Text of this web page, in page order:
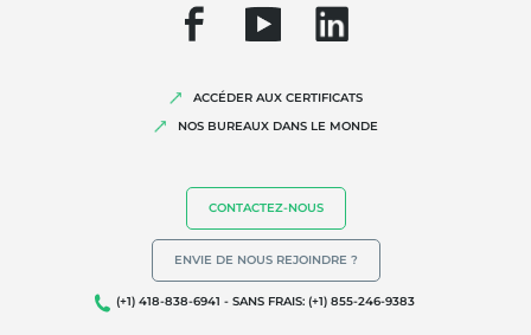
Commerce équitable
Responsabilité sociétale des entreprises
ACCÉDER AUX CERTIFICATS
NOS BUREAUX DANS LE MONDE
CONTACTEZ-NOUS
ENVIE DE NOUS REJOINDRE ?
(+1) 418-838-6941 - SANS FRAIS: (+1) 855-246-9383